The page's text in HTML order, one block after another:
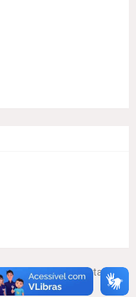
Próxima Postagem